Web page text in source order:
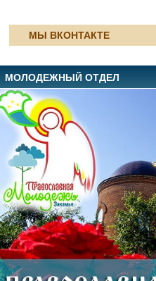
МЫ ВКОНТАКТЕ
МОЛОДЕЖНЫЙ ОТДЕЛ